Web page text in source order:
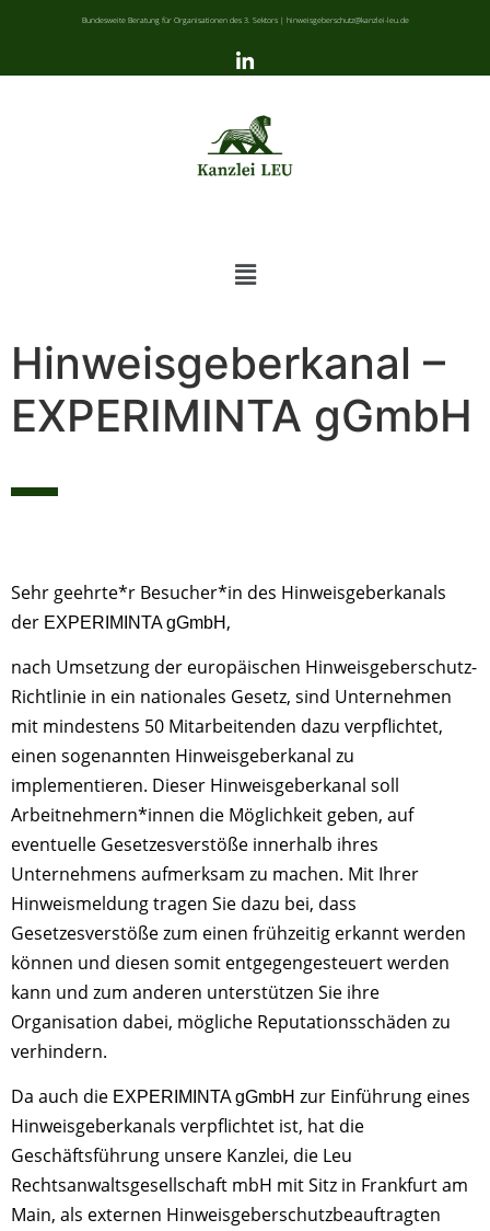
Bundesweite Beratung für Organisationen des 3. Sektors | hinweisgeberschutz@kanzlei-leu.de
Hinweisgeberkanal –
EXPERIMINTA gGmbH
Sehr geehrte*r Besucher*in des Hinweisgeberkanals
der EXPERIMINTA gGmbH ,
nach Umsetzung der europäischen Hinweisgeberschutz-
Richtlinie in ein nationales Gesetz, sind Unternehmen
mit mindestens 50 Mitarbeitenden dazu verpflichtet,
einen sogenannten Hinweisgeberkanal zu
implementieren. Dieser Hinweisgeberkanal soll
Arbeitnehmern*innen die Möglichkeit geben, auf
eventuelle Gesetzesverstöße innerhalb ihres
Unternehmens aufmerksam zu machen. Mit Ihrer
Hinweismeldung tragen Sie dazu bei, dass
Gesetzesverstöße zum einen frühzeitig erkannt werden
können und diesen somit entgegengesteuert werden
kann und zum anderen unterstützen Sie ihre
Organisation dabei, mögliche Reputationsschäden zu
verhindern.
Da auch die EXPERIMINTA gGmbH zur Einführung eines
Hinweisgeberkanals verpflichtet ist, hat die
Geschäftsführung unsere Kanzlei, die Leu
Rechtsanwaltsgesellschaft mbH mit Sitz in Frankfurt am
Main, als externen Hinweisgeberschutzbeauftragten